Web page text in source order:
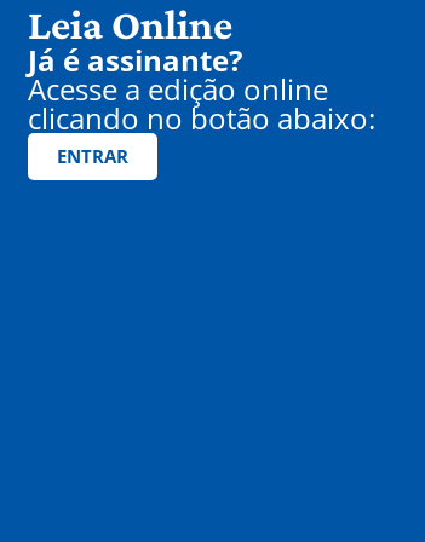
Leia Online
Já é assinante?
Acesse a edição online
clicando no botão abaixo:
ENTRAR